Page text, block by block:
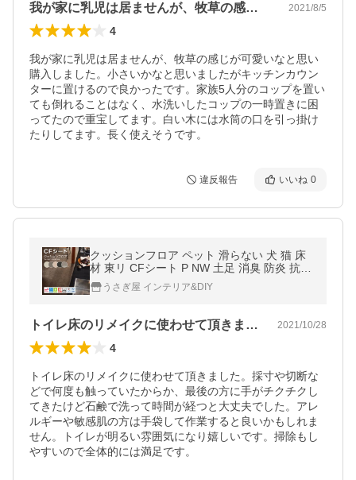
我が家に乳児は居ませんが、牧草の感じが… 2021/8/5
4
我が家に乳児は居ませんが、牧草の感じが可愛いなと思い
購入しました。小さいかなと思いましたがキッチンカウン
ターに置けるので良かったです。家族5人分のコップを置い
ても倒れることはなく、水洗いしたコップの一時置きに困
ってたので重宝してます。白い木には水筒の口を引っ掛け
たりしてます。長く使えそうです。
違反報告 いいね 0
クッションフロア ペット 滑らない 犬 猫 床
材 東リ CFシート P NW 土足 消臭 防炎 抗菌
防カビ クッションフロアー フローリング マ
ット ラグ 黒 抽象柄 無地調
うさぎ屋 インテリア&DIY
トイレ床のリメイクに使わせて頂きました… 2021/10/28
4
トイレ床のリメイクに使わせて頂きました。採寸や切断な
どで何度も触っていたからか、最後の方に手がチクチクし
てきたけど石鹸で洗って時間が経つと大丈夫でした。アレ
ルギーや敏感肌の方は手袋して作業すると良いかもしれま
せん。トイレが明るい雰囲気になり嬉しいです。掃除もし
やすいので全体的には満足です。